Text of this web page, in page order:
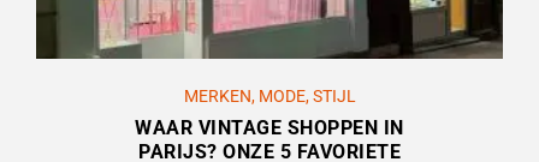
MERKEN, MODE,STIJL
WAAR VINTAGE SHOPPEN IN
PARIJS? ONZE 5 FAVORIETE